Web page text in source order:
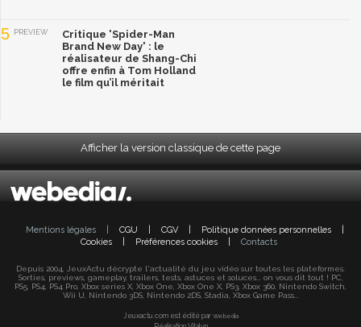
5 PREVIEW
Critique 'Spider-Man
Brand New Day' : le
réalisateur de Shang-Chi
offre enfin à Tom Holland
le film qu’il méritait
Afficher la version classique de cette page
Mentions légales CGU CGV Politique données personnelles
Cookies
Préférences cookies Contacts
Depuis 2004, JeuxActu décrypte l'actualité du jeu vidéo sur toutes les plateformes.
Sorties, previews, gameplay, trailers, tests, astuces et soluces... on vous dit tout ! PC,
PS5, PS4, PS4 Pro, Xbox series X, Xbox One, Xbox One X, PS3, Xbox 360, Nintendo Switch,
Wii U, Nintendo 3DS, Nintendo 2DS, Stadia, Xbox Game Pass...
Jeuxactu.com est édité par Webedia